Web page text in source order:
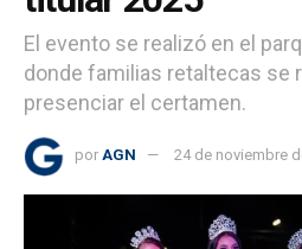
El evento se realizó en el
donde familias retaltecas se
presenciar el certamen.
por AGN 24 de noviembre